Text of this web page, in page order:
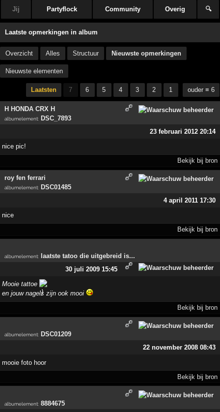
Jij Partyflock Community Overig 🔍
Laatste opmerkingen in album
Overzicht Alles Structuur Nieuwste opmerkingen
Nieuwste elementen
Laatsten 7 6 5 4 3 2 1 ouder ≡ 6
H HONDA CRX H
albumelement: DSC_7893
23 februari 2012 20:14
nice pic!
Bekijk bij bron
roy fen ferrari
albumelement: DSC01485
4 april 2011 17:30
nice
Bekijk bij bron
albumelement:
laatste tatoo die uitgebreid is...
30 juli 2009 15:45
Mooie tattoe
en jouw nagels zijn ook mooi
Bekijk bij bron
albumelement: DSC01209
22 november 2008 08:43
mooie foto hoor
Bekijk bij bron
albumelement: 8884675